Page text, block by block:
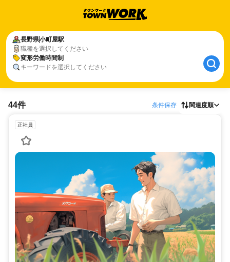
長野県小町屋駅
職種を選択してください
変形労働時間制
キーワードを選択してください
44件 条件保存 関連度順
正社員